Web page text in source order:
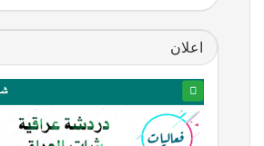
اعلان